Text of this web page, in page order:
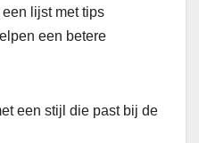
lijst met tips
een betere
een stijl die past bij de